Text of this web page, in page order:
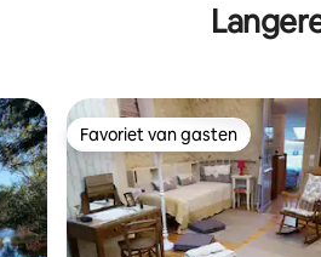
Favoriet van gasten
Favoriet van gasten